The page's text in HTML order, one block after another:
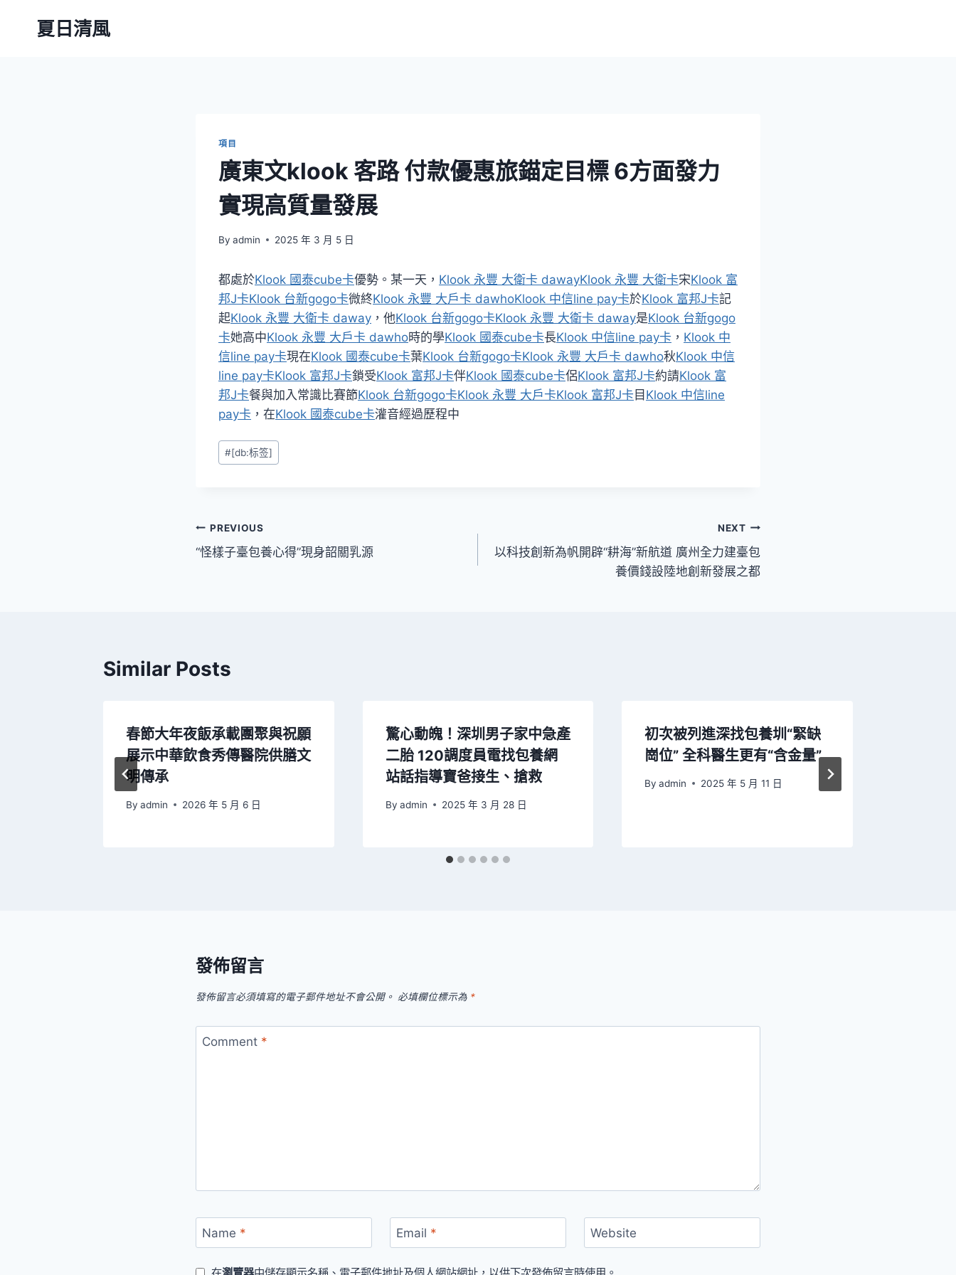
夏日清風
項目
廣東文klook 客路 付款優惠旅錨定目標 6方面發力
實現高質量發展
By admin 2025 年 3 月 5 日
都處於Klook 國泰cube卡優勢。某一天， Klook 永豐 大衛卡 dawayKlook 永豐 大衛卡宋Klook 富
邦J卡Klook 台新gogo卡微終Klook 永豐 大戶卡 dawhoKlook 中信line pay卡於Klook 富邦J卡記
起Klook 永豐 大衛卡 daway ，他Klook 台新gogo卡Klook 永豐 大衛卡 daway是Klook 台新gogo
卡她高中Klook 永豐 大戶卡 dawho時的學Klook 國泰cube卡長Klook 中信line pay卡 ， Klook 中
信line pay卡現在Klook 國泰cube卡葉Klook 台新gogo卡Klook 永豐 大戶卡 dawho秋Klook 中信
line pay卡Klook 富邦J卡鎖受Klook 富邦J卡伴Klook 國泰cube卡侶Klook 富邦J卡約請Klook 富
邦J卡餐與加入常識比賽節Klook 台新gogo卡Klook 永豐 大戶卡Klook 富邦J卡 目 Klook 中信line
pay卡 ，在Klook 國泰cube卡灌音經過歷程中
Post
Tags:
#[db:标签]
文
章
PREVIOUS
“怪樣子臺包養心得”現身韶關乳源
NEXT
以科技創新為帆開辟“耕海”新航道 廣州全力建臺包
養價錢設陸地創新發展之都
Similar Posts
春節大年夜飯承載團聚與祝願
展示中華飲食秀傳醫院供膳文
明傳承
By admin 2026 年 5 月 6 日
驚心動魄！深圳男子家中急產
二胎 120調度員電找包養網
站話指導寶爸接生、搶救
By admin 2025 年 3 月 28 日
初次被列進深找包養圳“緊缺
崗位” 全科醫生更有“含金量”
By admin 2025 年 5 月 11 日
發佈留言
發佈留言必須填寫的電子郵件地址不會公開。 必填欄位標示為 *
Comment *
Name * Email * Website